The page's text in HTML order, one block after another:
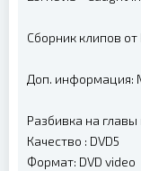
Сборник клипов от
Доп. информация:
Разбивка на главы
Качество : DVD5
Формат: DVD video